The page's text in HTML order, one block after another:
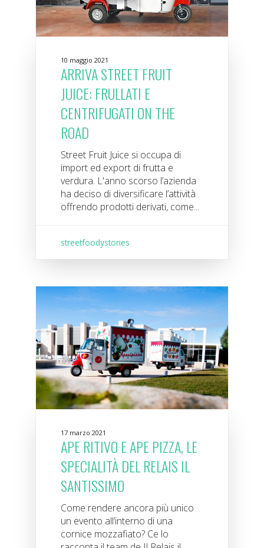
10 maggio 2021
ARRIVA STREET FRUIT
JUICE: FRULLATI E
CENTRIFUGATI ON THE
ROAD
Street Fruit Juice si occupa di
import ed export di frutta e
verdura. L'anno scorso l’azienda
ha deciso di diversificare l’attività
offrendo prodotti derivati, come...
streetfoodystories
17 marzo 2021
APE RITIVO E APE PIZZA, LE
SPECIALITÀ DEL RELAIS IL
SANTISSIMO
Come rendere ancora più unico
un evento all’interno di una
cornice mozzafiato? Ce lo